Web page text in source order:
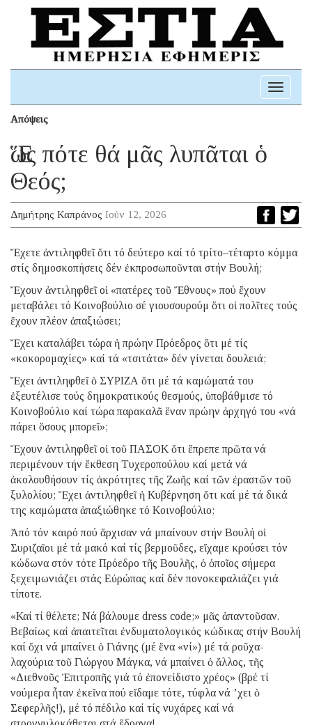
Toggle
Απόψεις
Ἕως πότε θά μᾶς λυπᾶται ὁ
Θεός;
Δημήτρης Καπράνος Ιούν 12, 2026
Ἔχετε ἀντιληφθεῖ ὅτι τό δεύτερο καί τό τρίτο–τέταρτο κόμμα
στίς δημοσκοπήσεις δέν ἐκπροσωποῦνται στήν Βουλή;
Ἔχουν ἀντιληφθεῖ οἱ «πατέρες τοῦ Ἔθνους» πού ἔχουν
μεταβάλει τό Κοινοβούλιο σέ γιουσουρούμ ὅτι οἱ πολῖτες τούς
ἔχουν πλέον ἀπαξιώσει;
Ἔχει καταλάβει τώρα ἡ πρώην Πρόεδρος ὅτι μέ τίς
«κοκορομαχίες» καί τά «τσιτάτα» δέν γίνεται δουλειά;
Ἔχει ἀντιληφθεῖ ὁ ΣΥΡΙΖΑ ὅτι μέ τά καμώματά του
ἐξευτέλισε τούς δημοκρατικούς θεσμούς, ὑποβάθμισε τό
Κοινοβούλιο καί τώρα παρακαλᾶ ἕναν πρώην ἀρχηγό του «νά
πάρει ὅσους μπορεῖ»;
Ἔχουν ἀντιληφθεῖ οἱ τοῦ ΠΑΣΟΚ ὅτι ἔπρεπε πρῶτα νά
περιμένουν τήν ἔκθεση Τυχεροπούλου καί μετά νά
ἀκολουθήσουν τίς ἀκρότητες τῆς Ζωῆς καί τῶν ἐραστῶν τοῦ
ξυλολίου; Ἔχει ἀντιληφθεῖ ἡ Κυβέρνηση ὅτι καί μέ τά δικά
της καμώματα ἀπαξιώθηκε τό Κοινοβούλιο;
Ἀπό τόν καιρό πού ἄρχισαν νά μπαίνουν στήν Βουλή οἱ
Συριζαῖοι μέ τά μακό καί τίς βερμοῦδες, εἴχαμε κρούσει τόν
κώδωνα στόν τότε Πρόεδρο τῆς Βουλῆς, ὁ ὁποῖος σήμερα
ξεχειμωνιάζει στάς Εὐρώπας καί δέν πονοκεφαλιάζει γιά
τίποτε.
«Καί τί θέλετε; Νά βάλουμε dress code;» μᾶς ἀπαντοῦσαν.
Βεβαίως καί ἀπαιτεῖται ἐνδυματολογικός κώδικας στήν Βουλή
καί ὄχι νά μπαίνει ὁ Γιάνης (μέ ἕνα «νί») μέ τά ροῦχα-
λαχούρια τοῦ Γιώργου Μάγκα, νά μπαίνει ὁ ἄλλος, τῆς
«Διεθνοῦς Ἐπιτροπῆς γιά τό ἐπονείδιστο χρέος» (βρέ τί
νούμερα ἦταν ἐκεῖνα πού εἴδαμε τότε, τύφλα νά ’χει ὁ
Σεφερλῆς!), μέ τό πέδιλο καί τίς νυχάρες καί νά